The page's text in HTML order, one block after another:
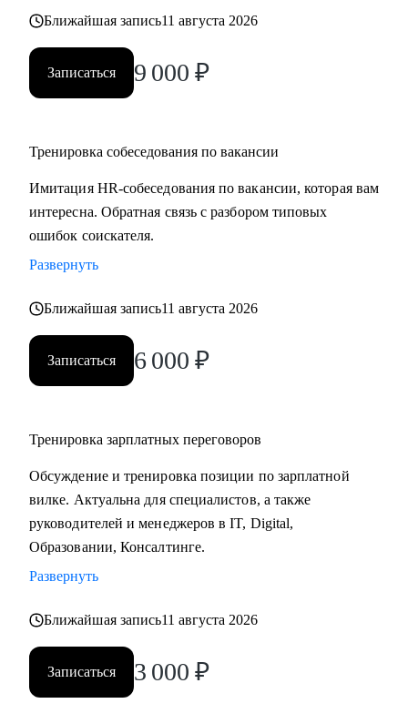
Ближайшая запись11 августа 2026
Записаться 9 000 ₽
Тренировка собеседования по вакансии
Имитация HR-собеседования по вакансии, которая вам
интересна. Обратная связь с разбором типовых
ошибок соискателя.
Развернуть
Ближайшая запись11 августа 2026
Записаться 6 000 ₽
Тренировка зарплатных переговоров
Обсуждение и тренировка позиции по зарплатной
вилке. Актуальна для специалистов, а также
руководителей и менеджеров в IT, Digital,
Образовании, Консалтинге.
Развернуть
Ближайшая запись11 августа 2026
Записаться 3 000 ₽